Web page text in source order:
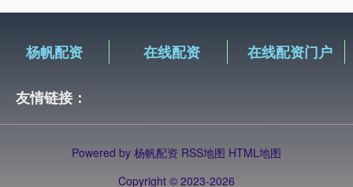
杨帆配资 在线配资 在线配资门户
友情链接：
Powered by 杨帆配资 RSS地图 HTML地图
Copyright © 2023-2026